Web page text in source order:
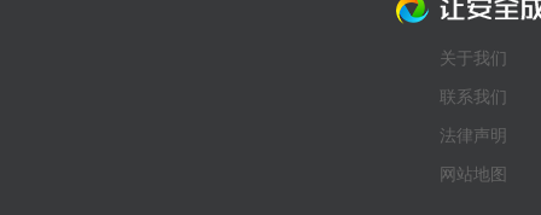
关于我们
联系我们
法律声明
网站地图